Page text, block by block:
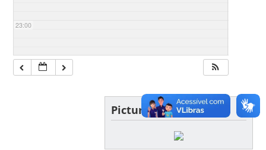
23:00
Picture of the day